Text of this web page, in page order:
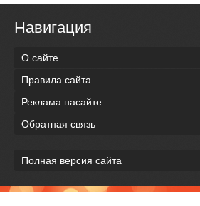
Навигация
О сайте
Правила сайта
Реклама насайте
Обратная связь
Полная версия сайта